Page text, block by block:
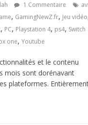
1 Commentaire
, GamingNewZ.fr, Jeu vidéo
, PC, Playstation 4, ps4, Switch
one, Youtube
et le contenu
mois sont dorénavant
plateformes.